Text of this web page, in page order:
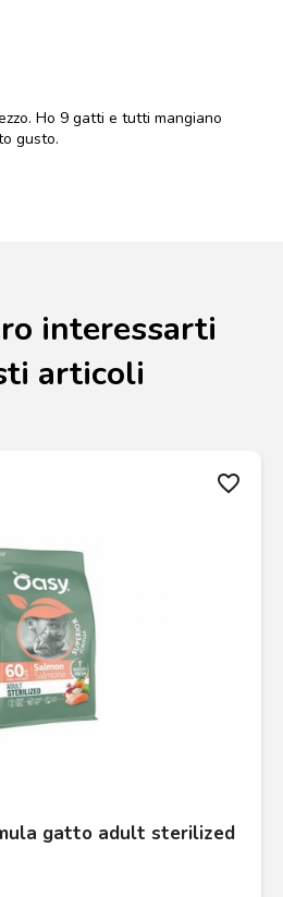
Ho 9 gatti e tutti mangiano
gusto.
interessarti
articoli
favorite_border
gatto adult sterilized